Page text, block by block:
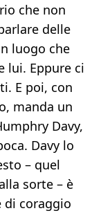
che non
delle
luogo che
lui. Eppure ci
E poi, con
manda un
Davy,
Davy lo
– quel
sorte – è
di coraggio